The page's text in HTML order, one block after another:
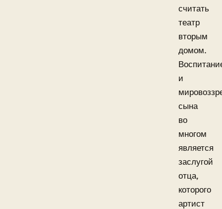
считать
театр
вторым
домом.
и
сына
во
многом
является
заслугой
отца,
которого
артист